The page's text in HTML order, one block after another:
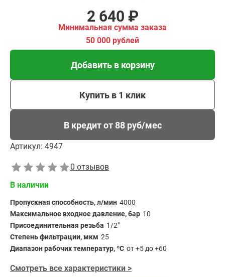
2 640 ₽
Минимальная сумма заказа
50 000 рублей
Добавить в корзину
Купить в 1 клик
В кредит от 88 руб/мес
Артикул: 4947
0 отзывов
В наличии
Пропускная способность, л/мин 4000
Максимальное входное давление, бар 10
Присоединительная резьба 1/2"
Степень фильтрации, мкм 25
Диапазон рабочих температур, ºС от +5 до +60
Смотреть все характеристики >